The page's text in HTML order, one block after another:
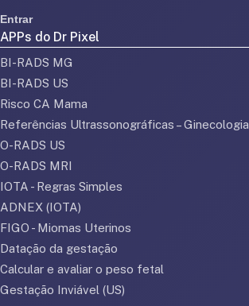
Entrar
APPs do Dr Pixel
BI-RADS MG
BI-RADS US
Risco CA Mama
Referências Ultrassonográficas – Ginecologia
O-RADS US
O-RADS MRI
IOTA - Regras Simples
ADNEX (IOTA)
FIGO - Miomas Uterinos
Datação da gestação
Calcular e avaliar o peso fetal
Gestação Inviável (US)